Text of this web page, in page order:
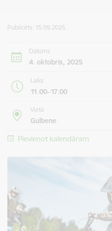
Publicēts: 15.09.2025.
Datums
4. oktobris, 2025
Laiks
11.00–17.00
Vieta
Gulbene
Pievienot kalendāram